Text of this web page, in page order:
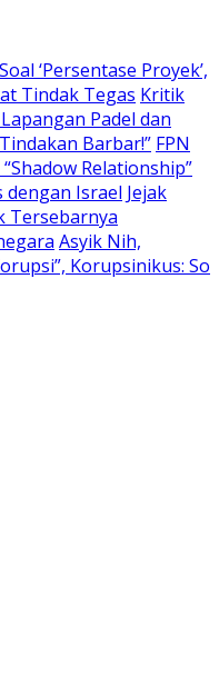
‘Persentase Proyek’,
Tindak Tegas Kritik
Padel dan
Barbar!” FPN
Relationship”
dengan Israel Jejak
Tersebarnya
Asyik Nih,
Korupsinikus: So